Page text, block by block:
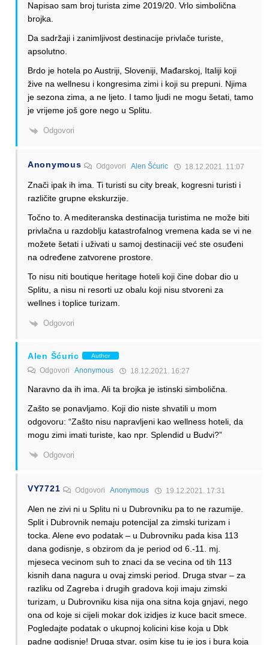
Napisao sam broj turista zime 2019/20. Vrlo simbolična
brojka.
Da sadržaji i zanimljivost destinacije privlače turiste,
apsolutno.
Brdo je hotela po Austriji, Sloveniji, Mađarskoj, Italiji koji
žive na wellnesu i kongresima zimi i koji su prepuni. Njima
je sezona zima, a ne ljeto. I tamo ljudi ne mogu šetati, tamo
je vrijeme još gore nego u Splitu.
Odgovori
Anonymous OdgovoriAlen Šćuric 18.12.2021. 11:07
Znači ipak ih ima. Ti turisti su city break, kogresni turisti i
različite grupne ekskurzije.
Točno to. A mediteranska destinacija turistima ne može biti
privlačna u razdoblju katastrofalnog vremena kada se vi ne
možete šetati i uživati u samoj destinaciji već ste osuđeni
na određene zatvorene prostore.
To nisu niti boutique heritage hoteli koji čine dobar dio u
Splitu, a nisu ni resorti uz obalu koji nisu stvoreni za
wellnes i toplice turizam.
Odgovori
Alen Šćuric Author
Odgovori Anonymous 18.12.2021. 16:27
Naravno da ih ima. Ali ta brojka je istinski simbolična.
Zašto se ponavljamo. Koji dio niste shvatili u mom
odgovoru: “Zašto nisu napravljeni kao wellness hoteli, da
mogu zimi imati turiste, kao npr. Splendid u Budvi?”
Odgovori
VY7721 OdgovoriAnonymous 19.12.2021. 17:31
Alen ne zivi ni u Splitu ni u Dubrovniku pa to ne razumije.
Split i Dubrovnik nemaju potencijal za zimski turizam i
tocka. Alene evo podatak – u Dubrovniku pada kisa 113
dana godisnje, s obzirom da je period od 6.-11. mj.
mjeseca vecinom suh to znaci da se vecina od tih 113
kisnih dana nagura u ovaj zimski period. Druga stvar – za
razliku od Zagreba i drugih gradova koji imaju zimski
turizam, u Dubrovniku kisa nija ona sitna koja gnjavi, nego
ona od koje si cijeli mokar dok izidjes iz kuce bacit smece.
Pogledajte podatak o ukupnoj kolicini kise koja u Dbk
padne godisnje! Druga stvar, osim kise tu je jos i bura koja